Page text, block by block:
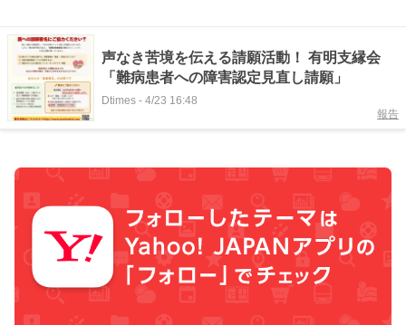
声なき苦境を伝える請願活動！ 有明支縁会
「難病患者への障害認定見直し請願」
Dtimes - 4/23 16:48
報告